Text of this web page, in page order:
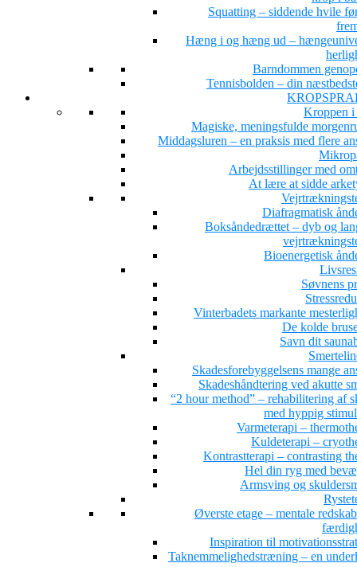
Squatting – siddende hvile
Hæng i og hæng ud –
Barndommen
Tennisbolden – din
Kroppen i
Magiske, meningsfulde
Middagsluren – en praksis med flere
Arbejdsstillinger med
At lære at sidde
Diafragmatisk
Boksåndedrættet – dyb og
Bioenergetisk
Søvnens
Vinterbadets markante
De kolde
Savn dit
Skadesforebyggelsens mange
Skadeshåndtering ved akutte
“2 hour method” – rehabilitering af
med hyppig
Varmeterapi –
Kuldeterapi –
Kontrastterapi – contrasting
Hel din ryg med
Armsving og
Øverste etage – mentale
Inspiration til
Taknemmelighedstræning – en